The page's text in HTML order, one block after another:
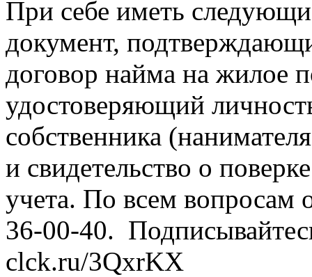
При себе иметь
документ,
договор найма на жилое
удостоверяющий
собственника
и свидетельство о
учета. По всем вопросам
36-00-40.
clck.ru/3QxrKX